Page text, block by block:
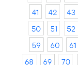
41
42 43
50
51 52
59
60 61
68
69 70